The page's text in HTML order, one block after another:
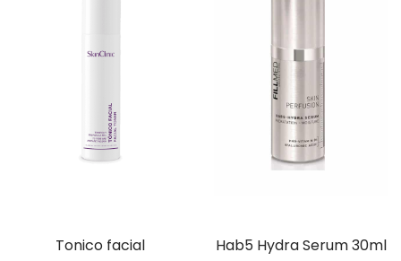
Tonico facial Hab5 Hydra Serum 30ml